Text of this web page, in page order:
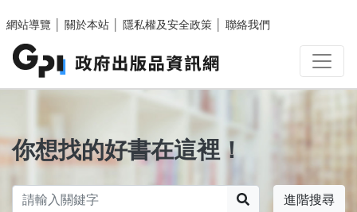
網站導覽
關於本站 隱私權及安全政策 聯絡我們
你想找的好書在這裡！
進階搜尋